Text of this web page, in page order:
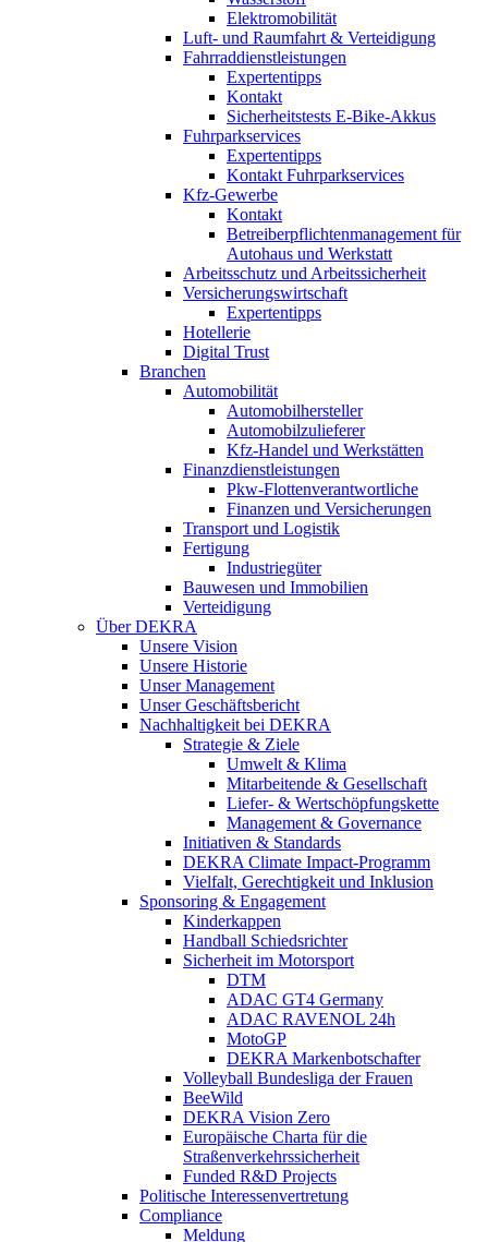
Elektromobilität
Luft- und Raumfahrt & Verteidigung
Fahrraddienstleistungen
Expertentipps
Kontakt
Sicherheitstests E-Bike-Akkus
Fuhrparkservices
Expertentipps
Kontakt Fuhrparkservices
Kfz-Gewerbe
Kontakt
Betreiberpflichtenmanagement für
Autohaus und Werkstatt
Arbeitsschutz und Arbeitssicherheit
Versicherungswirtschaft
Expertentipps
Hotellerie
Digital Trust
Branchen
Automobilität
Automobilhersteller
Automobilzulieferer
Kfz-Handel und Werkstätten
Finanzdienstleistungen
Pkw‑Flottenverantwortliche
Finanzen und Versicherungen
Transport und Logistik
Fertigung
Industriegüter
Bauwesen und Immobilien
Verteidigung
Über DEKRA
Unsere Vision
Unsere Historie
Unser Management
Unser Geschäftsbericht
Nachhaltigkeit bei DEKRA
Strategie & Ziele
Umwelt & Klima
Mitarbeitende & Gesellschaft
Liefer- & Wertschöpfungskette
Management & Governance
Initiativen & Standards
DEKRA Climate Impact-Programm
Vielfalt, Gerechtigkeit und Inklusion​
Sponsoring & Engagement
Kinderkappen
Handball Schiedsrichter
Sicherheit im Motorsport
DTM
ADAC GT4 Germany
ADAC RAVENOL 24h
MotoGP
DEKRA Markenbotschafter
Volleyball Bundesliga der Frauen
BeeWild
DEKRA Vision Zero
Europäische Charta für die
Straßenverkehrssicherheit
Funded R&D Projects
Politische Interessenvertretung
Compliance
Meldung